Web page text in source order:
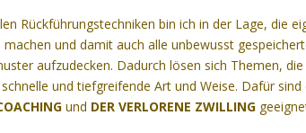
Rückführungstechniken bin ich in der Lage, die
machen und damit auch alle unbewusst
aufzudecken. Dadurch lösen sich Themen,
und tiefgreifende Art und Weise. Dafür
und DER VERLORENE ZWILLING